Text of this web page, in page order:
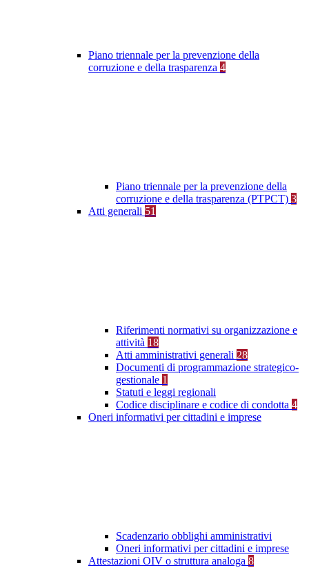
Piano triennale per la prevenzione della
corruzione e della trasparenza 4
Piano triennale per la prevenzione della
corruzione e della trasparenza (PTPCT) 3
Atti generali 51
Riferimenti normativi su organizzazione e
attività 18
Atti amministrativi generali 28
Documenti di programmazione strategico-
gestionale 1
Statuti e leggi regionali
Codice disciplinare e codice di condotta 4
Oneri informativi per cittadini e imprese
Scadenzario obblighi amministrativi
Oneri informativi per cittadini e imprese
Attestazioni OIV o struttura analoga 8